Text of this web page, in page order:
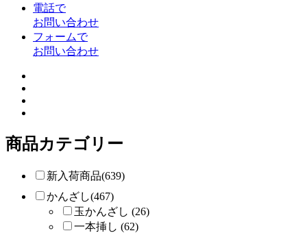
電話で
お問い合わせ
フォームで
お問い合わせ
商品カテゴリー
新入荷商品(639)
かんざし(467)
玉かんざし (26)
一本挿し (62)